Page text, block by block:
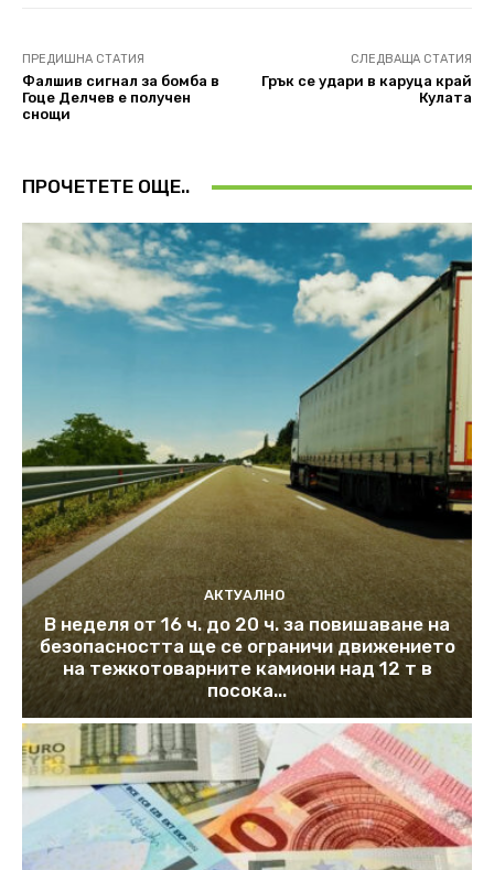
ПРЕДИШНА СТАТИЯ
Фалшив сигнал за бомба в
Гоце Делчев е получен
снощи
СЛЕДВАЩА СТАТИЯ
Грък се удари в каруца край
Кулата
ПРОЧЕТЕТЕ ОЩЕ..
АКТУАЛНО
В неделя от 16 ч. до 20 ч. за повишаване на
безопасността ще се ограничи движението
на тежкотоварните камиони над 12 т в
посока...